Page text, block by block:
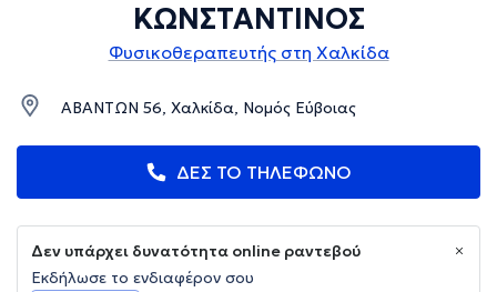
ΚΩΝΣΤΑΝΤΙΝΟΣ
Φυσικοθεραπευτής στη Χαλκίδα
ΑΒΑΝΤΩΝ 56, Χαλκίδα, Νομός Εύβοιας
ΔΕΣ ΤΟ ΤΗΛΕΦΩΝΟ
Δεν υπάρχει δυνατότητα online ραντεβού
Εκδήλωσε το ενδιαφέρον σου